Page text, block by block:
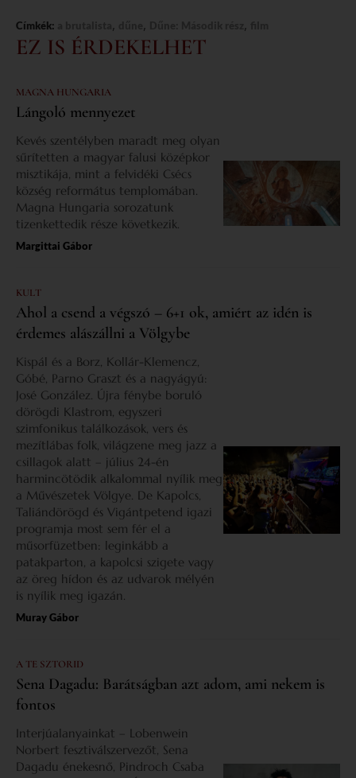
Címkék: , , ,
EZ IS ÉRDEKELHET
MAGNA HUNGARIA
Lángoló mennyezet
Kevés szentélyben maradt meg olyan
sűrítetten a magyar falusi középkor
misztikája, mint a felvidéki Csécs
község református templomában.
Magna Hungaria sorozatunk
tizenkettedik része következik.
Margittai Gábor
KULT
Ahol a csend a végszó – 6+1 ok, amiért az idén is
érdemes alászállni a Völgybe
Kispál és a Borz, Kollár-Klemencz,
Góbé, Parno Graszt és a nagyágyú:
José González. Újra fénybe boruló
dörögdi Klastrom, egyszeri
szimfonikus találkozások, vers és
mezítlábas folk, világzene meg jazz a
csillagok alatt – július 24-én
harmincötödik alkalommal nyílik meg
a Művészetek Völgye. De Kapolcs,
Taliándörögd és Vigántpetend igazi
programja most sem fér el a
műsorfüzetben: leginkább a
patakparton, a kapolcsi szigete vagy
az öreg hídon és az udvarok mélyén
is nyílik meg igazán.
Muray Gábor
A TE SZTORID
Sena Dagadu: Barátságban azt adom, ami nekem is
fontos
Interjúalanyainkat – Lobenwein
Norbert fesztiválszervezőt, Sena
Dagadu énekesnő, Pindroch Csaba